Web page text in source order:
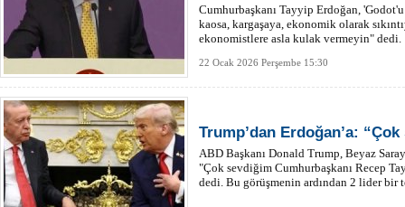
Cumhurbaşkanı Tayyip Erdoğan,
kaosa, kargaşaya, ekonomik olarak
ekonomistlere asla kulak vermeyin" dedi.
22 Ocak 2026 Perşembe 15:30
Trump’dan Erdoğan’a:
ABD Başkanı Donald Trump, Beyaz
"Çok sevdiğim Cumhurbaşkanı Recep
dedi. Bu görüşmenin ardından 2 lider bir